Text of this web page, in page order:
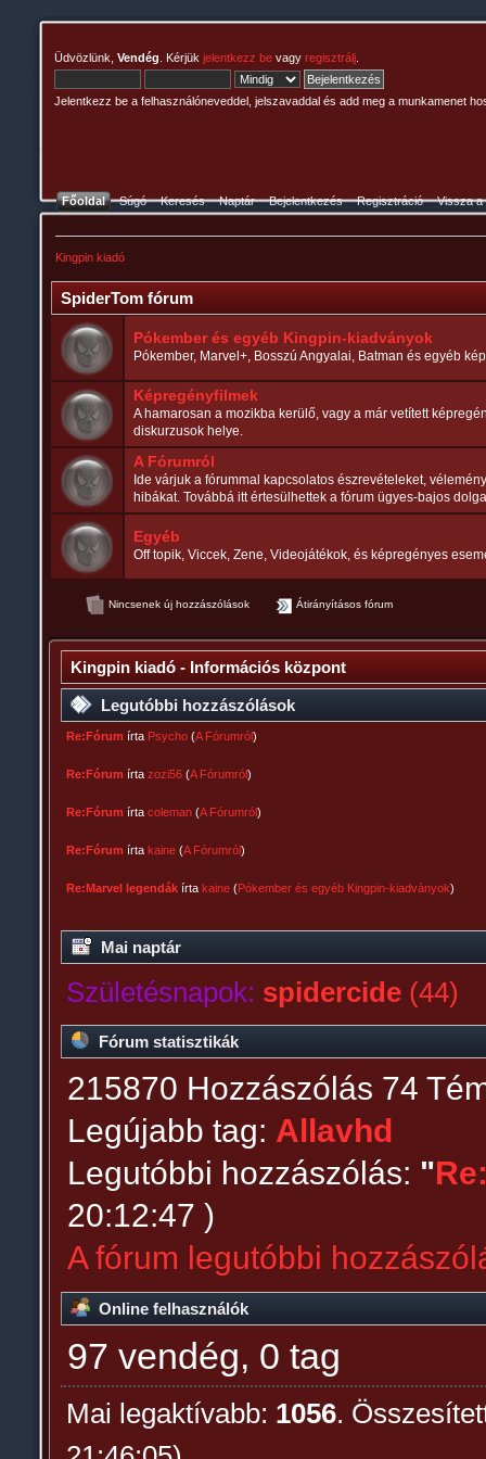
Üdvözlünk, Vendég . Kérjük jelentkezz bevagy regisztrálj.
Jelentkezz be a felhasználóneveddel, jelszavaddal és add meg a munkamenet
Főoldal Súgó Keresés Naptár Bejelentkezés Regisztráció Vissza a
Kingpin kiadó
SpiderTom fórum
Pókember és egyéb Kingpin-kiadványok
Pókember, Marvel+, Bosszú Angyalai, Batman és egyéb
Képregényfilmek
A hamarosan a mozikba kerülő, vagy a már vetített
diskurzusok helye.
A Fórumról
Ide várjuk a fórummal kapcsolatos észrevételeket,
hibákat. Továbbá itt értesülhettek a fórum ügyes-bajos
Egyéb
Off topik, Viccek, Zene, Videojátékok, és képregényes
Nincsenek új hozzászólások Átirányításos fórum
Kingpin kiadó - Információs központ
Legutóbbi hozzászólások
Re:Fórum írta Psycho (A Fórumról)
Re:Fórum írtazozi56 (A Fórumról)
Re:Fórum írtacoleman (A Fórumról)
Re:Fórum írta kaine (A Fórumról)
Re:Marvel legendák írta kaine (Pókember és egyéb Kingpin-kiadványok)
Mai naptár
Születésnapok: spidercide(44)
Fórum statisztikák
215870 Hozzászólás 74
Legújabb tag: Allavhd
Legutóbbi hozzászólás: "
20:12:47 )
A fórum legutóbbi
Online felhasználók
97 vendég, 0 tag
Mai legaktívabb: 1056.